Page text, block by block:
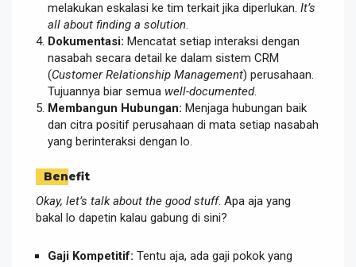
melakukan eskalasi ke tim terkait jika diperlukan. It’s
all about finding a solution.
Dokumentasi: Mencatat setiap interaksi dengan
nasabah secara detail ke dalam sistem CRM
(Customer Relationship Management) perusahaan.
Tujuannya biar semua well-documented.
Membangun Hubungan: Menjaga hubungan baik
dan citra positif perusahaan di mata setiap nasabah
yang berinteraksi dengan lo.
Benefit
Okay, let’s talk about the good stuff. Apa aja yang
bakal lo dapetin kalau gabung di sini?
Gaji Kompetitif: Tentu aja, ada gaji pokok yang